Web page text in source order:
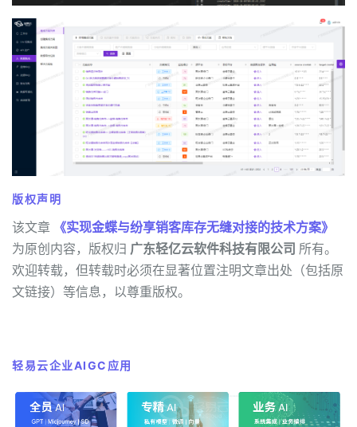
版权声明
该文章 《实现金蝶与纷享销客库存无缝对接的技术方案》
为原创内容，版权归 广东轻亿云软件科技有限公司 所有。
欢迎转载，但转载时必须在显著位置注明文章出处（包括原
文链接）等信息，以尊重版权。
轻易云企业AIGC应用